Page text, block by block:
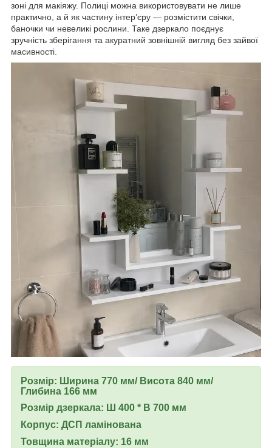
зоні для макіяжу. Полиці можна використовувати не лише
практично, а й як частину інтер’єру — розмістити свічки,
баночки чи невеликі рослини. Таке дзеркало поєднує
зручність зберігання та акуратний зовнішній вигляд без зайвої
масивності.
Розмір: Ширина 770 мм/ Висота 840 мм/
Глибина 166 мм
Розмір дзеркала: Ш 400 * В 700 мм
Корпус: ДСП ламінована
Товщина матеріалу: 16 мм